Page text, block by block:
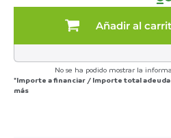
módulo
blanco/natural
cantidad
Añadir al
No se ha podido mostrar la
*Importe a financiar / Importe total
más